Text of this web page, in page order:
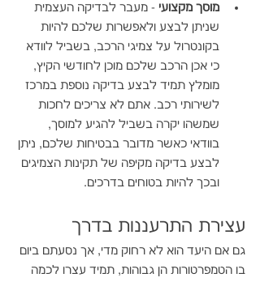
מוסך מקצועי - מעבר לבדיקה העצמית
שניתן לבצע ולאפשרות שלכם להיות
בקונטרול על צמיגי הרכב, בשביל לוודא
כי אכן הרכב שלכם מוכן לחודשי הקיץ,
מומלץ תמיד לבצע בדיקה נוספת במרכז
לשירותי רכב. אתם לא צריכים לחכות
שמשהו יקרה בשביל להגיע למוסך,
בוודאי כאשר מדובר בבטיחות שלכם, ניתן
לבצע בדיקה מקיפה של תקינות הצמיגים
ובכך להיות בטוחים בדרכים.
עצירת התרעננות בדרך
גם אם היעד הוא לא רחוק מדי, אך נסעתם ביום
בו הטמפרטורות הן גבוהות, תמיד עצרו לכמה